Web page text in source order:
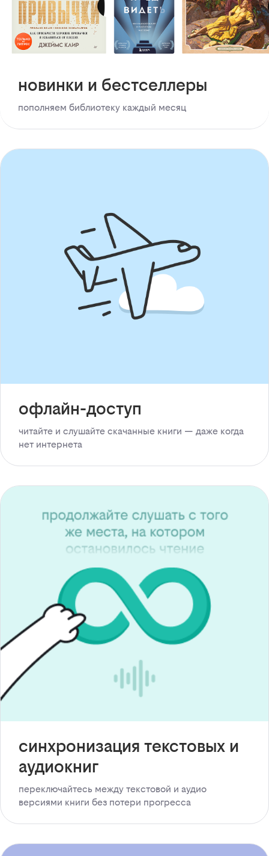
новинки и бестселлеры
пополняем библиотеку каждый месяц
офлайн-доступ
читайте и слушайте скачанные книги — даже когда
нет интернета
синхронизация текстовых и
аудиокниг
переключайтесь между текстовой и аудио
версиями книги без потери прогресса